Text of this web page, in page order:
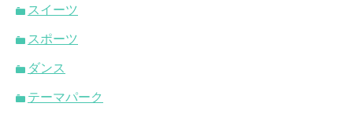
スイーツ
スポーツ
ダンス
テーマパーク